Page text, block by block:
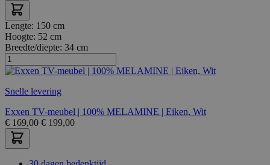
Lengte: 150 cm
Hoogte: 52 cm
Breedte/diepte: 34 cm
Snelle levering
Exxen TV-meubel | 100% MELAMINE | Eiken, Wit
€ 169,00 € 199,00